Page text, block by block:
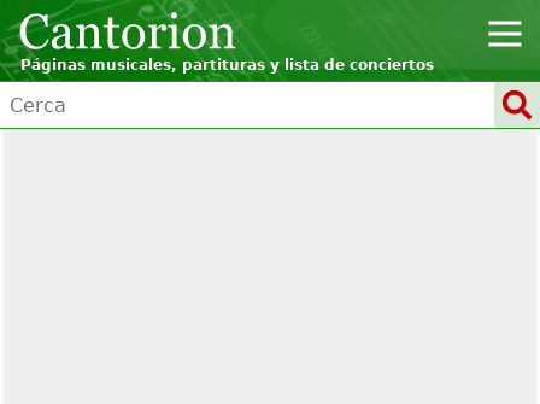
Páginas musicales, partituras y lista de conciertos